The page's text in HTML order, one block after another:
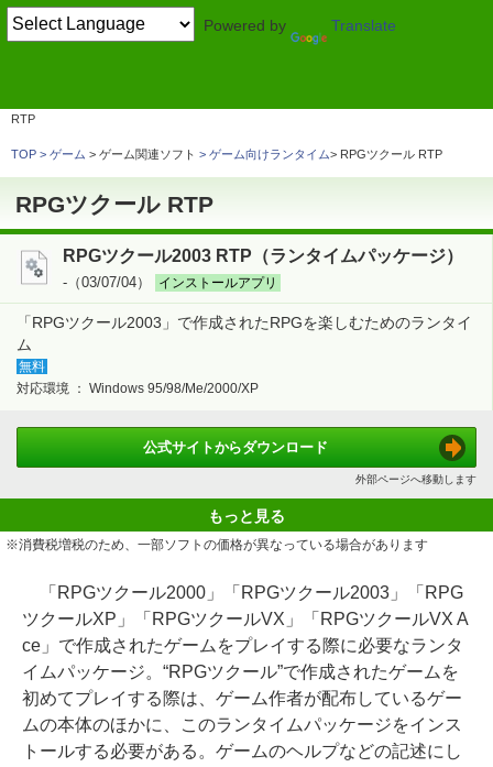
Powered by Translate
RTP
TOP ゲーム > ゲーム関連ソフト ゲーム向けランタイム RPGツクール RTP
RPGツクール RTP
RPGツクール2003 RTP（ランタイムパッケージ）
-（03/07/04） インストールアプリ
「RPGツクール2003」で作成されたRPGを楽しむためのランタイ
ム
無料
対応環境 ： Windows 95/98/Me/2000/XP
公式サイトからダウンロード
外部ページへ移動します
もっと見る
※消費税増税のため、一部ソフトの価格が異なっている場合があります
「RPGツクール2000」「RPGツクール2003」「RPG
ツクールXP」「RPGツクールVX」「RPGツクールVX A
ce」で作成されたゲームをプレイする際に必要なランタ
イムパッケージ。“RPGツクール”で作成されたゲームを
初めてプレイする際は、ゲーム作者が配布しているゲー
ムの本体のほかに、このランタイムパッケージをインス
トールする必要がある。ゲームのヘルプなどの記述にし